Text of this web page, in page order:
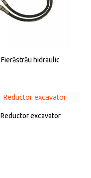
Fierăstrău hidraulic
Reductor excavator